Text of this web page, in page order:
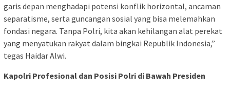
garis depan menghadapi potensi konflik horizontal, ancaman
separatisme, serta guncangan sosial yang bisa melemahkan
fondasi negara. Tanpa Polri, kita akan kehilangan alat perekat
yang menyatukan rakyat dalam bingkai Republik Indonesia,”
tegas Haidar Alwi.
Kapolri Profesional dan Posisi Polri di Bawah Presiden